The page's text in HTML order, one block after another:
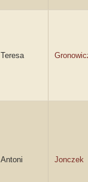
Teresa
Antoni Jonczek